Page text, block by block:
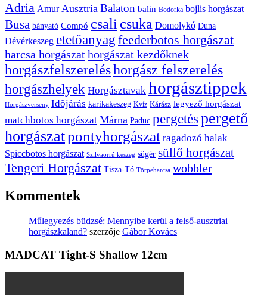
Adria Amur Ausztria Balaton balin Bodorka bojlis horgászat
Busa bányató Compó csali csuka Domolykó Duna
Dévérkeszeg etetőanyag feederbotos horgászat
harcsa horgászathorgászat kezdőknek
horgászfelszereléshorgász felszerelés
horgászhelyek Horgásztavak horgásztippek
Horgászverseny Időjárás karikakeszeg Kvíz Kárász legyező horgászat
matchbotos horgászat Márna Paduc pergetéspergető
horgászatpontyhorgászat ragadozó halak
Spiccbotos horgászat Szilvaorrú keszeg sügér süllő horgászat
Tengeri Horgászat Tisza-Tó Törpeharcsa wobbler
Kommentek
Műlegyezés büdzsé: Mennyibe kerül a felső-ausztriai
horgászkaland? szerzője Gábor Kovács
MADCAT Tight-S Shallow 12cm